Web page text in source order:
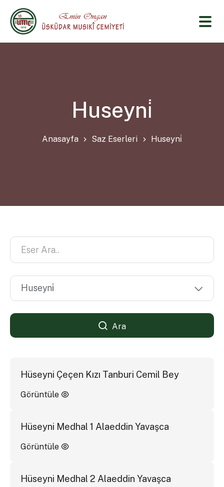
Huseyni̇
Anasayfa Saz Eserleri Huseyni̇
Ara
Hüseyni Çeçen Kızı Tanburi Cemil Bey
Görüntüle
Hüseyni Medhal 1 Alaeddin Yavaşca
Görüntüle
Hüseyni Medhal 2 Alaeddin Yavaşca